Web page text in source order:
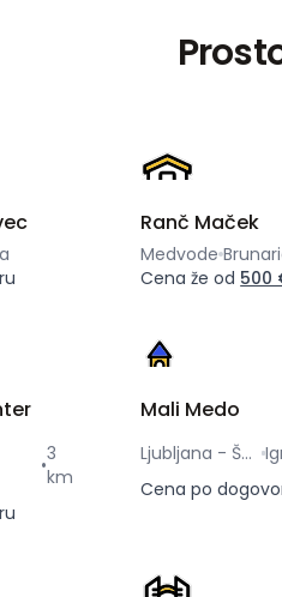
Ranč Maček
Medvode
Cena že od 500
•3
km
Mali Medo
Ljubljana - Šmartno
Cena po